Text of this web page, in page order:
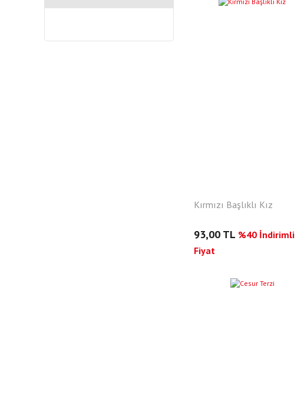
Kırmızı Başlıklı Kız
93,00 TL %40 İndirimli
Fiyat